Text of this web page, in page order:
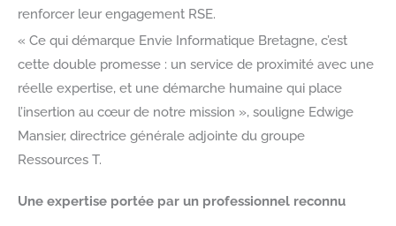
renforcer leur engagement RSE.
« Ce qui démarque Envie Informatique Bretagne, c’est
cette double promesse : un service de proximité avec une
réelle expertise, et une démarche humaine qui place
l’insertion au cœur de notre mission », souligne Edwige
Mansier, directrice générale adjointe du groupe
Ressources T.
Une expertise portée par un professionnel reconnu